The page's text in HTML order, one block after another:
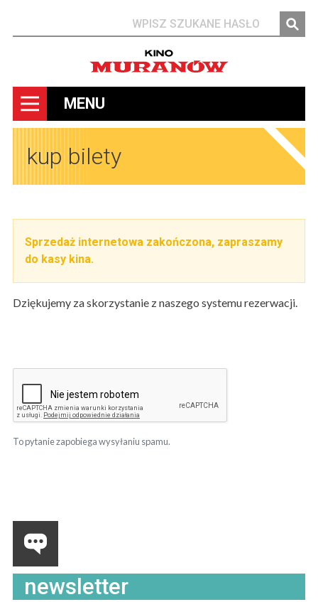
MENU
kup bilety
Sprzedaż internetowa zakończona, zapraszamy
do kasy kina.
Dziękujemy za skorzystanie z naszego systemu rezerwacji.
To pytanie zapobiega wysyłaniu spamu.
newsletter